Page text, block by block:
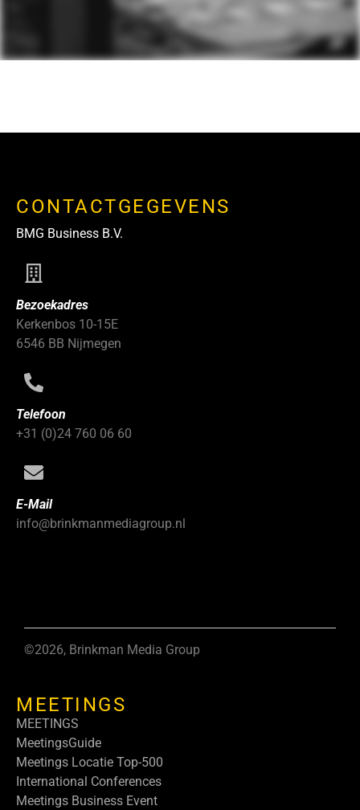
CONTACTGEGEVENS
BMG Business B.V.
Bezoekadres
Kerkenbos 10-15E
6546 BB Nijmegen
Telefoon
+31 (0)24 760 06 60
E-Mail
info@brinkmanmediagroup.nl
©2026, Brinkman Media Group
MEETINGS
MEETINGS
MeetingsGuide
Meetings Locatie Top-500
International Conferences
Meetings Business Event